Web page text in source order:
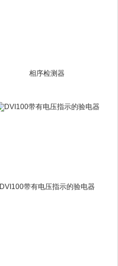
相序检测器
DVI100带有电压指示的验电器